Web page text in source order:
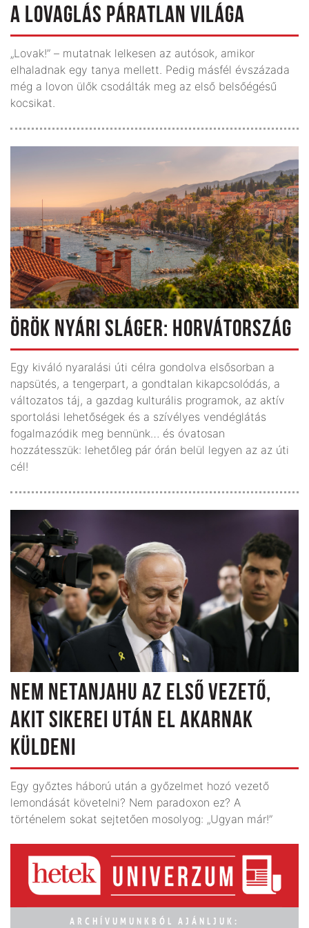
A LOVAGLÁS PÁRATLAN VILÁGA
„Lovak!” – mutatnak lelkesen az autósok, amikor
elhaladnak egy tanya mellett. Pedig másfél évszázada
még a lovon ülők csodálták meg az első belsőégésű
kocsikat.
ÖRÖK NYÁRI SLÁGER: HORVÁTORSZÁG
Egy kiváló nyaralási úti célra gondolva elsősorban a
napsütés, a tengerpart, a gondtalan kikapcsolódás, a
változatos táj, a gazdag kulturális programok, az aktív
sportolási lehetőségek és a szívélyes vendéglátás
fogalmazódik meg bennünk… és óvatosan
hozzátesszük: lehetőleg pár órán belül legyen az az úti
cél!
NEM NETANJAHU AZ ELSŐ VEZETŐ,
AKIT SIKEREI UTÁN EL AKARNAK
KÜLDENI
Egy győztes háború után a győzelmet hozó vezető
lemondását követelni? Nem paradoxon ez? A
történelem sokat sejtetően mosolyog: „Ugyan már!”
ARCHÍVUMUNKBÓL AJÁNLJUK: